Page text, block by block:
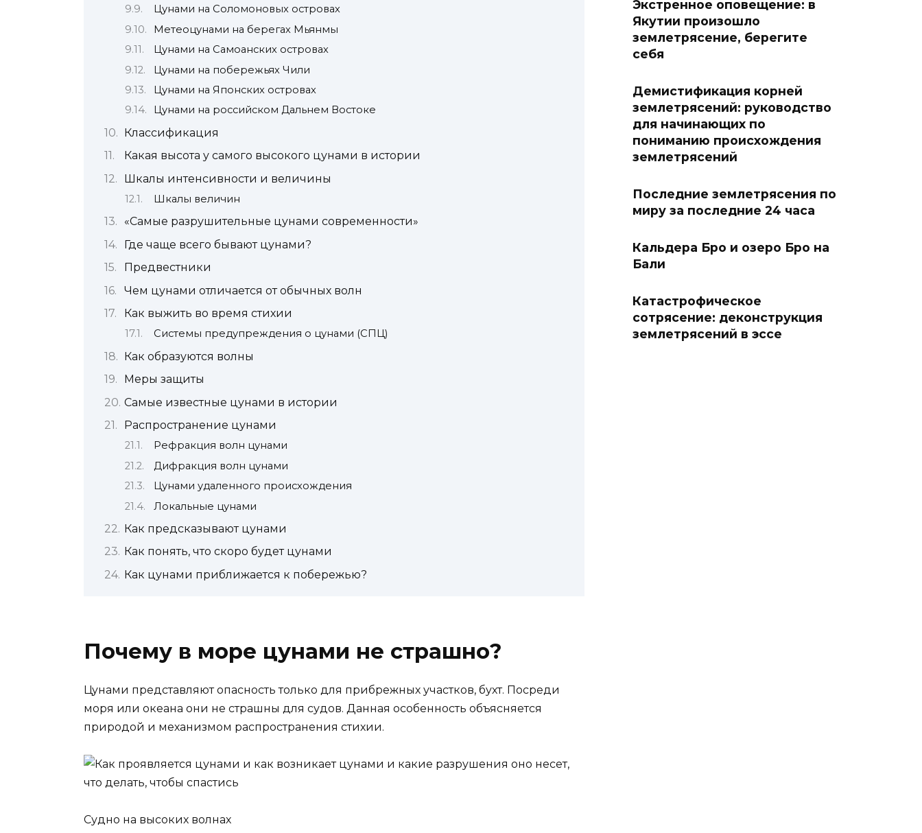
Цунами на Соломоновых островах
Метеоцунами на берегах Мьянмы
Цунами на Самоанских островах
Цунами на побережьях Чили
Цунами на Японских островах
Цунами на российском Дальнем Востоке
Классификация
Какая высота у самого высокого цунами в истории
Шкалы интенсивности и величины
Шкалы величин
«Самые разрушительные цунами современности»
Где чаще всего бывают цунами?
Предвестники
Чем цунами отличается от обычных волн
Как выжить во время стихии
Системы предупреждения о цунами (СПЦ)
Как образуются волны
Меры защиты
Самые известные цунами в истории
Распространение цунами
Рефракция волн цунами
Дифракция волн цунами
Цунами удаленного происхождения
Локальные цунами
Как предсказывают цунами
Как понять, что скоро будет цунами
Как цунами приближается к побережью?
Почему в море цунами не страшно?
Цунами представляют опасность только для прибрежных участков, бухт. Посреди
моря или океана они не страшны для судов. Данная особенность объясняется
природой и механизмом распространения стихии.
Судно на высоких волнах
Экстренное оповещение: в
Якутии произошло
землетрясение, берегите
себя
Демистификация корней
землетрясений: руководство
для начинающих по
пониманию происхождения
землетрясений
Последние землетрясения по
миру за последние 24 часа
Кальдера Бро и озеро Бро на
Бали
Катастрофическое
сотрясение: деконструкция
землетрясений в эссе